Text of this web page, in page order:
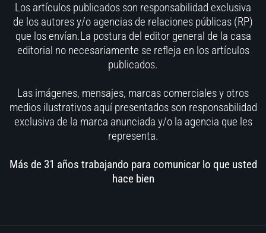
Los artículos publicados son responsabilidad exclusiva
de los autores y/o agencias de relaciones públicas (RP)
que los envían.La postura del editor general de la casa
editorial no necesariamente se refleja en los artículos
publicados.
Las imágenes, mensajes, marcas comerciales y otros
medios ilustrativos aquí presentados son responsabilidad
exclusiva de la marca anunciada y/o la agencia que les
representa.
Más de 31 años trabajando para comunicar lo que usted
hace bien